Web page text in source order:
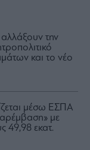
την
και το νέο
μέσω ΕΣΠΑ
με
49,98 εκατ.